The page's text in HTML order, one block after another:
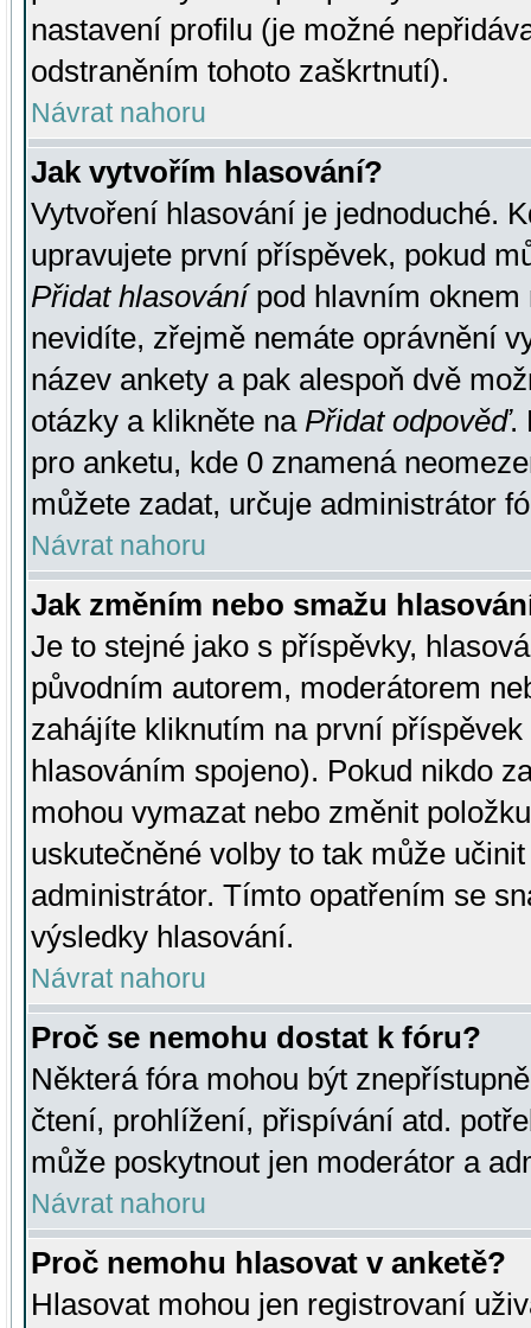
nastavení profilu (je možné
odstraněním tohoto zaškrtnutí).
Návrat nahoru
Jak vytvořím hlasování?
Vytvoření hlasování je jednoduché.
upravujete první příspěvek, pokud
Přidat hlasovánípod hlavním oknem
nevidíte, zřejmě nemáte oprávnění
název ankety a pak alespoň dvě
otázky a klikněte na Přidat odpověď.
pro anketu, kde 0 znamená
můžete zadat, určuje administrátor
Návrat nahoru
Jak změním nebo smažu
Je to stejné jako s příspěvky,
původním autorem, moderátorem
zahájíte kliknutím na první
hlasováním spojeno). Pokud nikdo
mohou vymazat nebo změnit
uskutečněné volby to tak může
administrátor. Tímto opatřením se
výsledky hlasování.
Návrat nahoru
Proč se nemohu dostat k fóru?
Některá fóra mohou být
čtení, prohlížení, přispívání atd.
může poskytnout jen moderátor a
Návrat nahoru
Proč nemohu hlasovat v anketě?
Hlasovat mohou jen registrovaní